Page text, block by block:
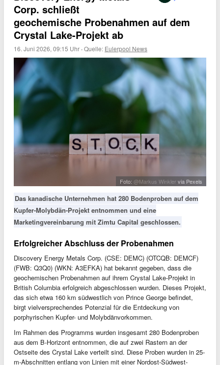
Corp. schließt
geochemische Probenahmen auf dem
Crystal Lake-Projekt ab
16. Juni 2026, 09:15 Uhr ·Quelle: Eulerpool News
Foto: @Markus Winklervia Pexels
Das kanadische Unternehmen hat 280 Bodenproben auf dem
Kupfer-Molybdän-Projekt entnommen und eine
Marketingvereinbarung mit Zimtu Capital geschlossen.
Erfolgreicher Abschluss der Probenahmen
Discovery Energy Metals Corp. (CSE: DEMC) (OTCQB: DEMCF)
(FWB: Q3Q0) (WKN: A3EFKA) hat bekannt gegeben, dass die
geochemischen Probenahmen auf ihrem Crystal Lake-Projekt in
British Columbia erfolgreich abgeschlossen wurden. Dieses Projekt,
das sich etwa 160 km südwestlich von Prince George befindet,
birgt vielversprechendes Potenzial für die Entdeckung von
porphyrischen Kupfer- und Molybdänvorkommen.
Im Rahmen des Programms wurden insgesamt 280 Bodenproben
aus dem B-Horizont entnommen, die auf zwei Rastern an der
Ostseite des Crystal Lake verteilt sind. Diese Proben wurden in 25-
m-Abschnitten entlang von Linien mit einer Nordost-Südwest-